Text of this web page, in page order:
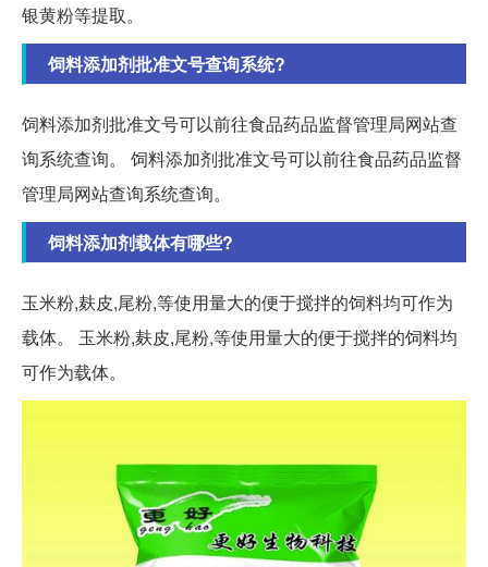
银黄粉等提取。
饲料添加剂批准文号查询系统?
饲料添加剂批准文号可以前往食品药品监督管理局网站查
询系统查询。 饲料添加剂批准文号可以前往食品药品监督
管理局网站查询系统查询。
饲料添加剂载体有哪些?
玉米粉,麸皮,尾粉,等使用量大的便于搅拌的饲料均可作为
载体。 玉米粉,麸皮,尾粉,等使用量大的便于搅拌的饲料均
可作为载体。